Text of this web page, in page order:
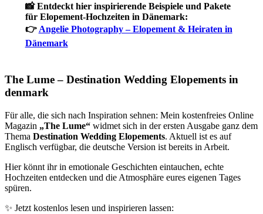
📸 Entdeckt hier inspirierende Beispiele und Pakete
für Elopement-Hochzeiten in Dänemark:
👉 Angelie Photography – Elopement & Heiraten in
Dänemark
The Lume – Destination Wedding Elopements in
denmark
Für alle, die sich nach Inspiration sehnen: Mein kostenfreies Online
Magazin „The Lume“ widmet sich in der ersten Ausgabe ganz dem
Thema Destination Wedding Elopements. Aktuell ist es auf
Englisch verfügbar, die deutsche Version ist bereits in Arbeit.
Hier könnt ihr in emotionale Geschichten eintauchen, echte
Hochzeiten entdecken und die Atmosphäre eures eigenen Tages
spüren.
✨ Jetzt kostenlos lesen und inspirieren lassen: